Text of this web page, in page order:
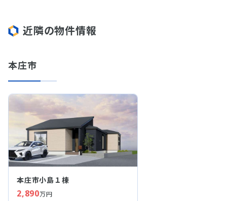
近隣の物件情報
本庄市
本庄市小島１棟
2,890万円